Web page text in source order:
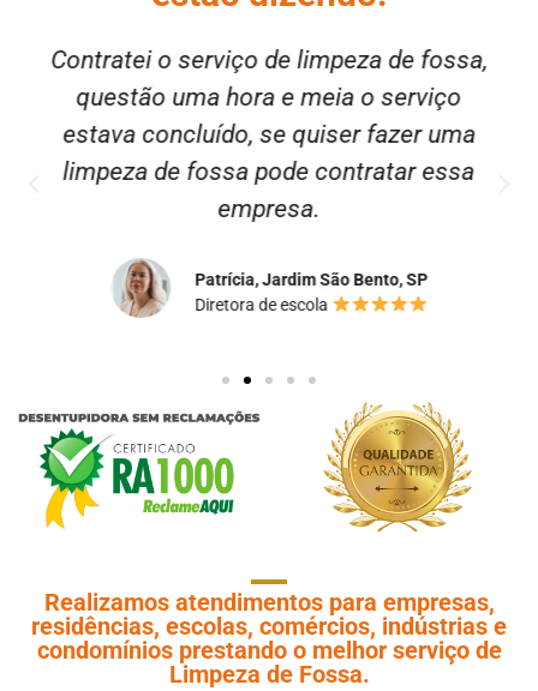
Contratei o serviço de limpeza de fossa,
questão uma hora e meia o serviço
estava concluído, se quiser fazer uma
limpeza de fossa pode contratar essa
empresa.
Patrícia, Jardim São Bento, SP
Diretora de escola
Realizamos atendimentos para empresas,
residências, escolas, comércios, indústrias e
condomínios prestando o melhor serviço de
Limpeza de Fossa.